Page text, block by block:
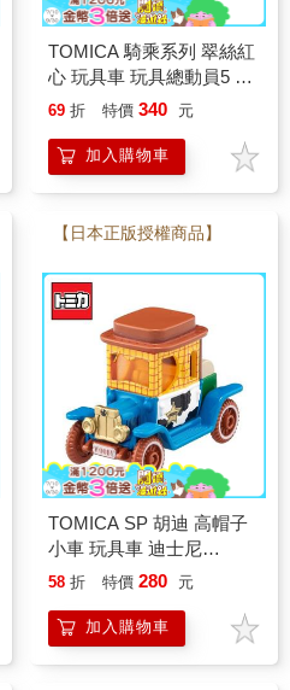
TOMICA 騎乘系列 翠絲紅
心 玩具車 玩具總動員5 迪
士尼 皮克斯 多美小汽車
69 折 特價 340 元
加入購物車
【日本正版授權商品】
TOMICA SP 胡迪 高帽子
小車 玩具車 迪士尼
Disney Motors 多美小汽車
58 折 特價 280 元
加入購物車